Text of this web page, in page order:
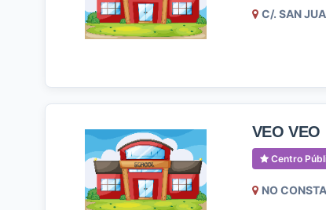
C/. SAN
VEO VEO
Centro
NO CONSTA